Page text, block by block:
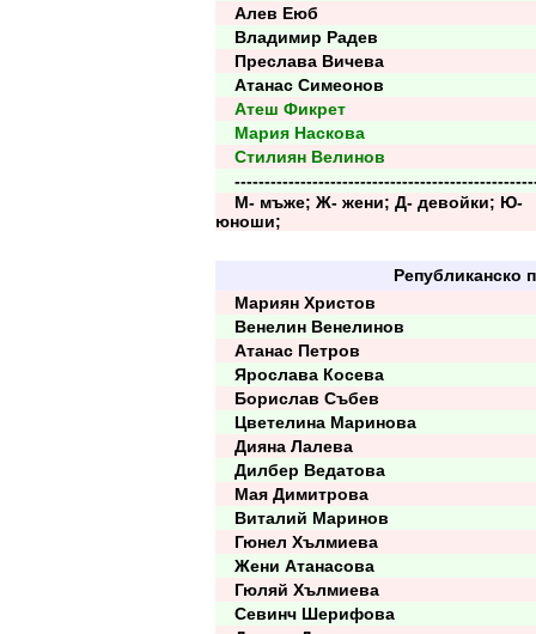
Алев Еюб
Владимир Радев
Преслава Вичева
Атанас Симеонов
Атеш Фикрет
Мария Наскова
Стилиян Велинов
М- мъже; Ж- жени; Д- девойки; Ю-
юноши;
Републиканско
Мариян Христов
Венелин Венелинов
Атанас Петров
Ярослава Косева
Борислав Събев
Цветелина Маринова
Дияна Лалева
Дилбер Ведатова
Мая Димитрова
Виталий Маринов
Гюнел Хълмиева
Жени Атанасова
Гюляй Хълмиева
Севинч Шерифова